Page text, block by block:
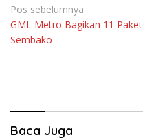
Navigasi
pos
Pos sebelumnya
GML Metro Bagikan 11 Paket
Sembako
Baca Juga